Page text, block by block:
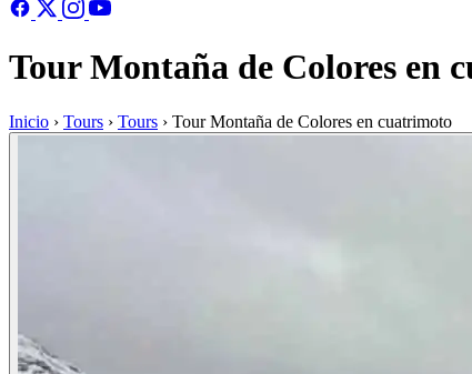
Tour Montaña de Colores en
Inicio › Tours › Tours › Tour Montaña de Colores en cuatrimoto